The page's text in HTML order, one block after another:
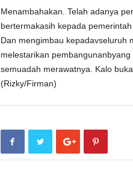
Menambahakan. Telah adanya
bertermakasih kepada
Dan mengimbau kepadavseluruh
melestarikan
semuadah merawatnya. Kalo
(Rizky/Firman)